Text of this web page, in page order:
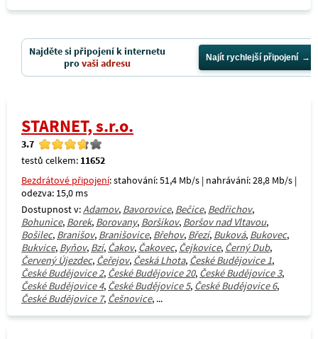
Najděte si připojení k internetu
provaši adresu Najít rychlejší připojení
STARNET, s.r.o.
3.7
testů celkem: 11652
Bezdrátové připojení: stahování: 51,4 Mb/s | nahrávání: 28,8 Mb/s |
odezva: 15,0 ms
Dostupnost v:Adamov, Bavorovice, Bečice, Bedřichov,
Bohunice, Borek, Borovany, Boršíkov, Boršov nad Vltavou,
Bošilec, Branišov, Branišovice, Břehov, Březí, Buková, Bukovec,
Bukvice, Byňov, Bzí, Čakov, Čakovec, Čejkovice, Černý Dub,
Červený Újezdec, Čeřejov, Česká Lhota, České Budějovice 1,
České Budějovice 2, České Budějovice 20, České Budějovice 3,
České Budějovice 4, České Budějovice 5, České Budějovice 6,
České Budějovice 7, Češnovice, ...